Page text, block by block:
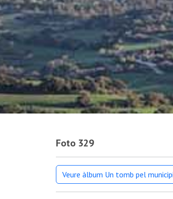
Foto 329
Veure àlbum Un tomb pel